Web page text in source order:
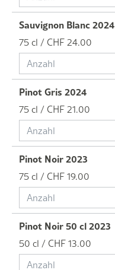
Sauvignon Blanc 2024
75 cl / CHF 24.00
Pinot Gris 2024
75 cl / CHF 21.00
Pinot Noir 2023
75 cl / CHF 19.00
Pinot Noir 50 cl 2023
50 cl / CHF 13.00